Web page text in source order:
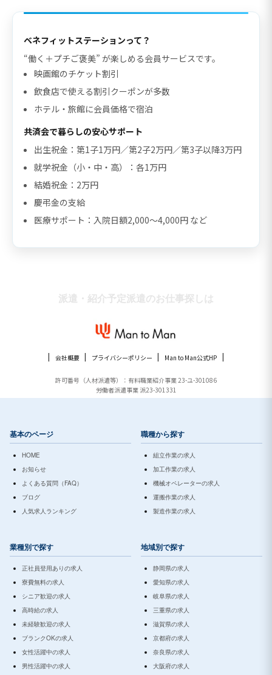
ベネフィットステーションって？
“働く＋プチご褒美” が楽しめる会員サービスです。
映画館のチケット割引
飲食店で使える割引クーポンが多数
ホテル・旅館に会員価格で宿泊
共済会で暮らしの安心サポート
出生祝金：第1子1万円／第2子2万円／第3子以降3万円
就学祝金（小・中・高）：各1万円
結婚祝金：2万円
慶弔金の支給
医療サポート：入院日額2,000〜4,000円 など
派遣・紹介予定派遣のお仕事探しは
会社概要 プライバシーポリシー Man to Man公式HP
許可番号（人材派遣等）：有料職業紹介事業 23-ユ-301086
労働者派遣事業 派23-301331
基本のページ
HOME
お知らせ
よくある質問（FAQ）
ブログ
人気求人ランキング
職種から探す
組立作業の求人
加工作業の求人
機械オペレーターの求人
運搬作業の求人
製造作業の求人
業種別で探す
正社員登用ありの求人
寮費無料の求人
シニア歓迎の求人
高時給の求人
未経験歓迎の求人
ブランクOKの求人
女性活躍中の求人
男性活躍中の求人
地域別で探す
静岡県の求人
愛知県の求人
岐阜県の求人
三重県の求人
滋賀県の求人
京都府の求人
奈良県の求人
大阪府の求人